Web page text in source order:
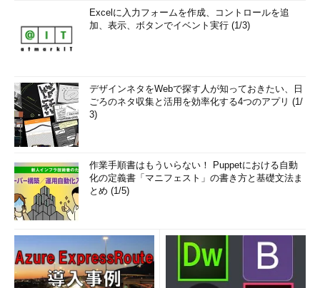
Excelに入力フォームを作成、コントロールを追
加、表示、ボタンでイベント実行 (1/3)
デザインネタをWebで探す人が知っておきたい、日
ごろのネタ収集と活用を効率化する4つのアプリ (1/
3)
作業手順書はもういらない！ Puppetにおける自動
化の定義書「マニフェスト」の書き方と基礎文法ま
とめ (1/5)